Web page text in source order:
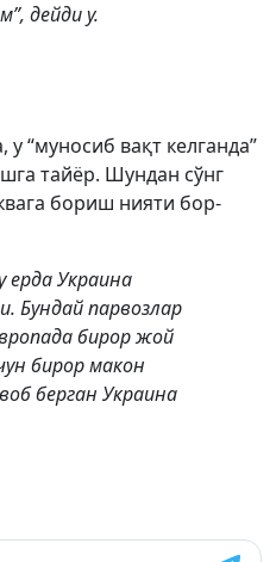
дейди у.
“муносиб вақт келганда”
тайёр. Шундан сўнг
бориш нияти бор-
ерда Украина
Бундай парвозлар
бирор жой
бирор макон
берган Украина